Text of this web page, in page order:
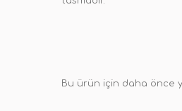
Bu ürün için daha önce